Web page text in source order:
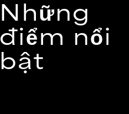
Những
điểm nổi
bật